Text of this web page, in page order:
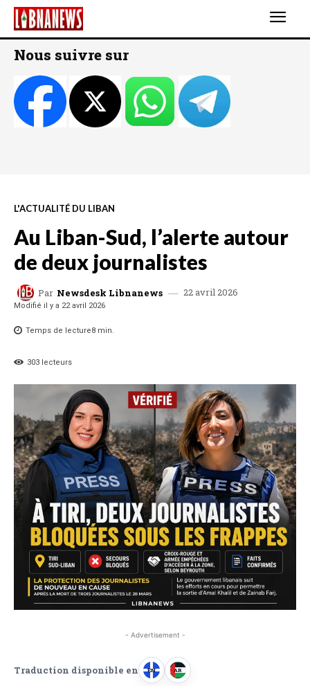
Nous suivre sur
L'ACTUALITÉ DU LIBAN
Au Liban-Sud, l’alerte autour
de deux journalistes
Par Newsdesk Libnanews 22 avril 2026
Modifié il y a 22 avril 2026
Temps de lecture8 min.
303 lecteurs
- Advertisement -
Traduction disponible en EN
A
AR
A